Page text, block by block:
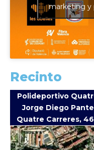
marketing y
Recinto
Polideportivo
Jorge Diego
Quatre Carreres,